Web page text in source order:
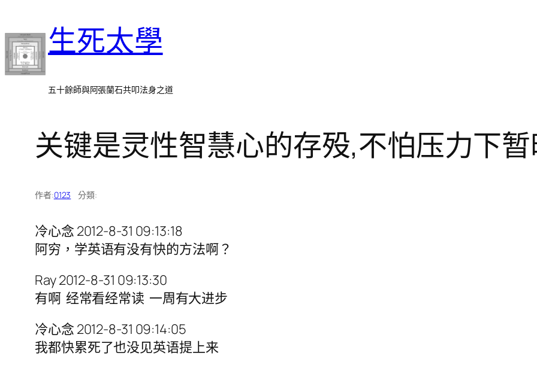
至
主
要
生死太學
五十餘師與阿張蘭石共叩法身之道
关键是灵性智慧心的存殁,不怕压力下
作者:0123 分類:
冷心念 2012-8-31 09:13:18
阿穷，学英语有没有快的方法啊？
Ray 2012-8-31 09:13:30
有啊 经常看经常读 一周有大进步
冷心念 2012-8-31 09:14:05
我都快累死了也没见英语提上来